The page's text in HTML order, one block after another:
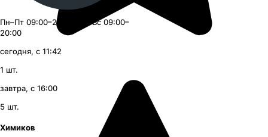
Пн–Пт 09:00–21:00, Сб–Вс 09:00–
20:00
сегодня, с 11:42
1 шт.
завтра, с 16:00
5 шт.
Химиков